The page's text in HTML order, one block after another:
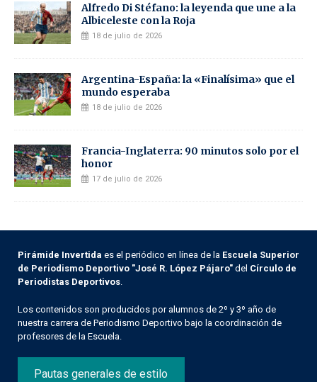
Alfredo Di Stéfano: la leyenda que une a la
Albiceleste con la Roja
18 de julio de 2026
Argentina-España: la «Finalísima» que el
mundo esperaba
18 de julio de 2026
Francia-Inglaterra: 90 minutos solo por el
honor
17 de julio de 2026
Pirámide Invertida es el periódico en línea de la Escuela Superior
de Periodismo Deportivo "José R. López Pájaro" del Círculo de
Periodistas Deportivos
Los contenidos son producidos por alumnos de 2º y 3º año de
nuestra carrera de Periodismo Deportivo bajo la coordinación de
profesores de la Escuela.
Pautas generales de estilo